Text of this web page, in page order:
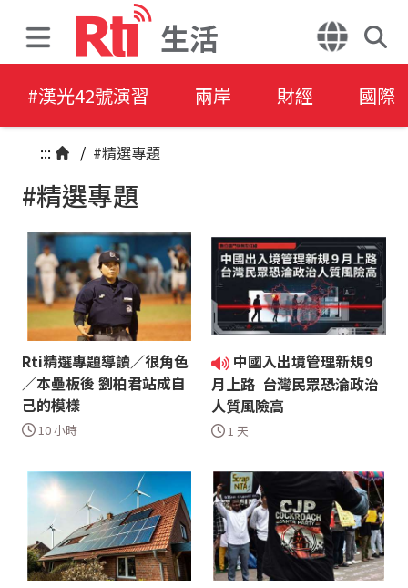
生活
#漢光42號演習 兩岸 財經 國際
::: / #精選專題
#精選專題
Rti精選專題導讀／很角色
／本壘板後 劉柏君站成自
己的模樣
10 小時
中國入出境管理新規9
月上路 台灣民眾恐淪政治
人質風險高
1 天